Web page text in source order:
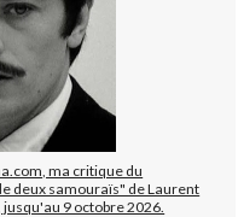
ma critique du
deux samouraïs" de Laurent
9 octobre 2026.